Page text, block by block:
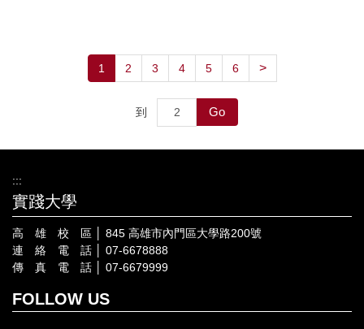
1 2 3 4 5 6 >
到 Go
:::
實踐大學
高 雄 校 區 │ 845 高雄市內門區大學路200號
連 絡 電 話 │ 07-6678888
傳 真 電 話 │ 07-6679999
FOLLOW US